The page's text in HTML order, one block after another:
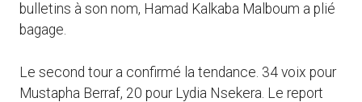
bulletins à son nom, Hamad Kalkaba Malboum a plié
bagage.
Le second tour a confirmé la tendance. 34 voix pour
Mustapha Berraf, 20 pour Lydia Nsekera. Le report